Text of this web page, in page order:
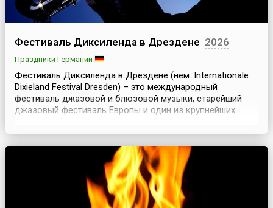
Фестиваль Диксиленда в Дрездене 2026
Праздники Германии
Фестиваль Диксиленда в Дрездене (нем. Internationale
Dixieland Festival Dresden) – это международный
фестиваль джазовой и блюзовой музыки, старейший
джазовый фестиваль Европы и один из крупнейших
начиная с 1971 года, в середине мая и длится примерно
неделю.Дрезден – старинный немецкий город с богатой
историей и архитектурным наследием. Но ест...